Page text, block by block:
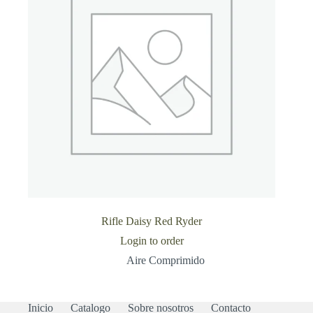
Rifle Daisy Red Ryder
Login to order
Aire Comprimido
Inicio Catalogo Sobre nosotros Contacto